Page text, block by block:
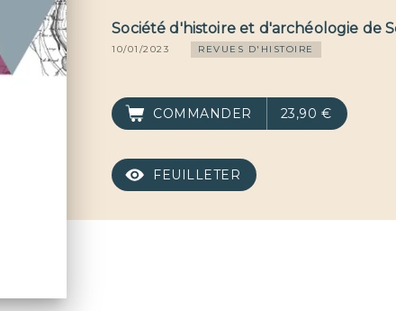
Société d'histoire et d'archéologie de
10/01/2023 REVUES D'HISTOIRE
COMMANDER 23,90 €
FEUILLETER